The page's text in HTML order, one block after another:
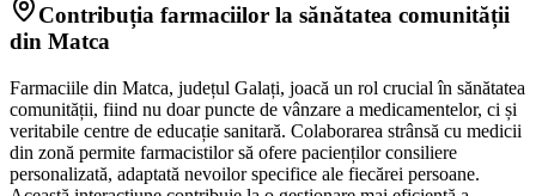
Contribuția farmaciilor la sănătatea comunității
din Matca
Farmaciile din Matca, județul Galați, joacă un rol crucial în sănătatea
comunității, fiind nu doar puncte de vânzare a medicamentelor, ci și
veritabile centre de educație sanitară. Colaborarea strânsă cu medicii
din zonă permite farmacistilor să ofere pacienților consiliere
personalizată, adaptată nevoilor specifice ale fiecărei persoane.